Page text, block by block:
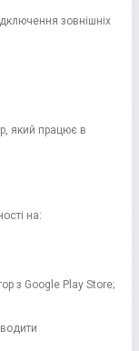
зовнішніх
який працює в
на:
з Google Play Store;